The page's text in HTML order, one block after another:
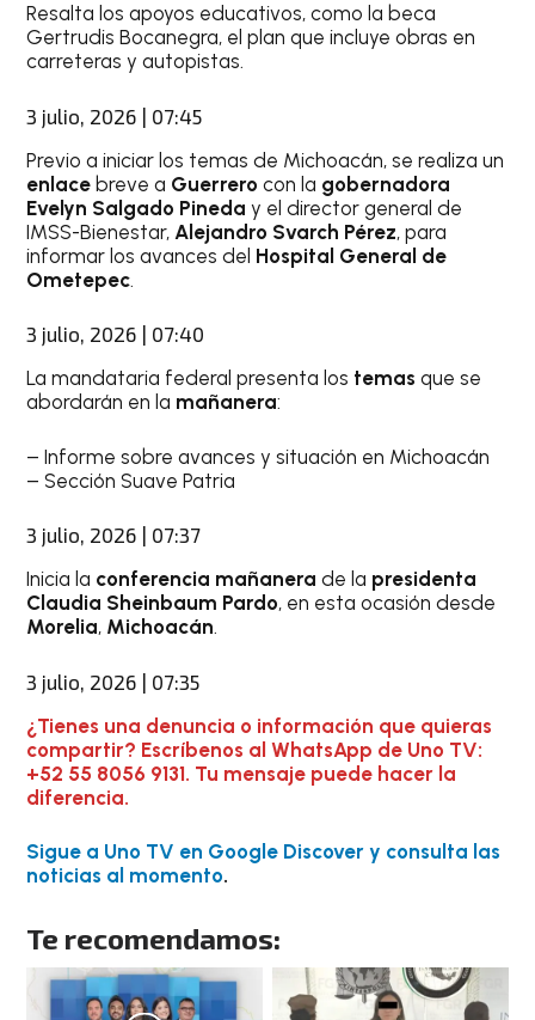
Resalta los apoyos educativos, como la beca
Gertrudis Bocanegra, el plan que incluye obras en
carreteras y autopistas.
3 julio, 2026 | 07:45
Previo a iniciar los temas de Michoacán, se realiza un
enlace breve a Guerrerocon la gobernadora
Evelyn Salgado Pineda y el director general de
IMSS-Bienestar, Alejandro Svarch Pérez, para
informar los avances del Hospital General de
Ometepec.
3 julio, 2026 | 07:40
La mandataria federal presenta los temasque se
abordarán en la mañanera:
– Informe sobre avances y situación en Michoacán
– Sección Suave Patria
3 julio, 2026 | 07:37
Inicia la conferencia mañanera de la presidenta
Claudia Sheinbaum Pardo, en esta ocasión desde
Morelia, Michoacán.
3 julio, 2026 | 07:35
¿Tienes una denuncia o información que quieras
compartir? Escríbenos al WhatsApp de Uno TV:
+52 55 8056 9131. Tu mensaje puede hacer la
diferencia.
Sigue a Uno TV en Google Discover y consulta las
noticias al momento.
Te recomendamos: